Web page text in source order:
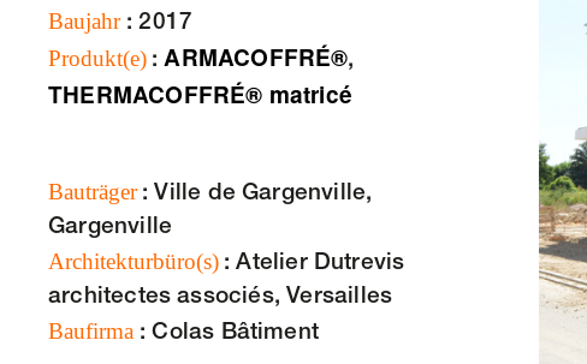
Baujahr : 2017
Produkt(e) :ARMACOFFRÉ®,
THERMACOFFRÉ® matricé
Bauträger : Ville de Gargenville,
Gargenville
Architekturbüro(s) : Atelier Dutrevis
architectes associés, Versailles
Baufirma : Colas Bâtiment